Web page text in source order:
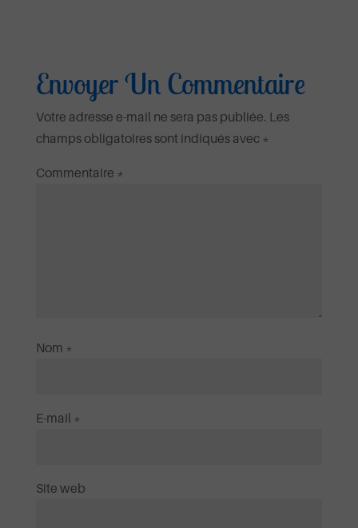
Envoyer Un Commentaire
Votre adresse e-mail ne sera pas publiée. Les
champs obligatoires sont indiqués avec *
Commentaire *
Nom *
E-mail *
Site web